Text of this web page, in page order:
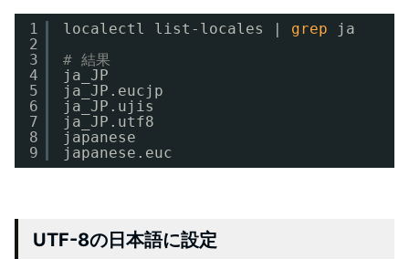
1
2
3
4
5
6
7
8
9
localectl list-locales | grep
ja
# 結果
ja_JP
ja_JP.eucjp
ja_JP.ujis
ja_JP.utf8
japanese
japanese.euc
UTF-8の日本語に設定